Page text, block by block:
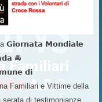
la 𝗚𝗶𝗼𝗿𝗻𝗮𝘁𝗮 𝗠𝗼𝗻𝗱𝗶𝗮𝗹𝗲
🚘
𝗱𝗶
Familiari e Vittime della
di testimonianze